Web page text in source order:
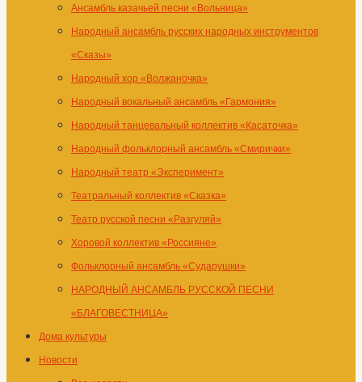
Ансамбль казачьей песни «Вольница»
Народный ансамбль русских народных инструментов
«Сказы»
Народный хор «Волжаночка»
Народный вокальный ансамбль «Гармония»
Народный танцевальный коллектив «Касаточка»
Народный фольклорный ансамбль «Смирички»
Народный театр «Эксперимент»
Театральный коллектив «Сказка»
Театр русской песни «Разгуляй»
Хоровой коллектив «Россияне»
Фольклорный ансамбль «Сударушки»
НАРОДНЫЙ АНСАМБЛЬ РУССКОЙ ПЕСНИ
«БЛАГОВЕСТНИЦА»
Дома культуры
Новости